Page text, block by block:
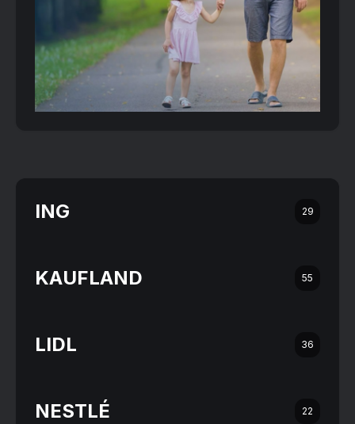
ING 29
KAUFLAND 55
LIDL 36
NESTLÉ 22